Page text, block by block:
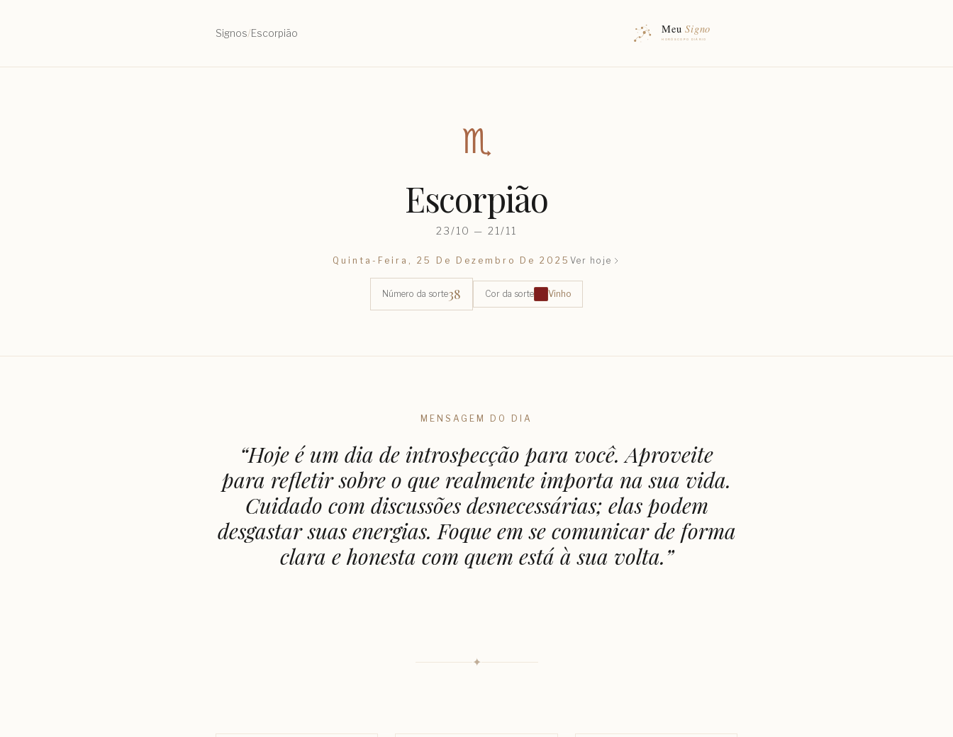
Signos/Escorpião
♏︎
Escorpião
23/10 — 21/11
Quinta-Feira, 25 De Dezembro De 2025Ver hoje
Número da sorte38 Cor da sorte Vinho
MENSAGEM DO DIA
“Hoje é um dia de introspecção para você. Aproveite
para refletir sobre o que realmente importa na sua vida.
Cuidado com discussões desnecessárias; elas podem
desgastar suas energias. Foque em se comunicar de forma
clara e honesta com quem está à sua volta.”
✦